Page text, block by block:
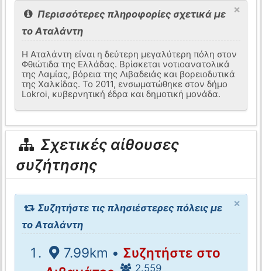
×
Περισσότερες πληροφορίες σχετικά με
το Αταλάντη
Η Αταλάντη είναι η δεύτερη μεγαλύτερη πόλη στον
Φθιώτιδα της Ελλάδας. Βρίσκεται νοτιοανατολικά
της Λαμίας, βόρεια της Λιβαδειάς και βορειοδυτικά
της Χαλκίδας. Το 2011, ενσωματώθηκε στον δήμο
Lokroi, κυβερνητική έδρα και δημοτική μονάδα.
Σχετικές αίθουσες
συζήτησης
×
Συζητήστε τις πλησιέστερες πόλεις με
το Αταλάντη
7.99km • Συζητήστε στο
2.559